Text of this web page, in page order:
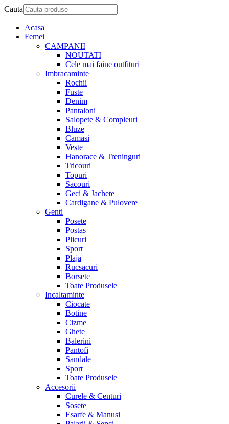
Cauta
Acasa
Femei
CAMPANII
NOUTATI
Cele mai faine outfituri
Imbracaminte
Rochii
Fuste
Denim
Pantaloni
Salopete & Compleuri
Bluze
Camasi
Veste
Hanorace & Treninguri
Tricouri
Topuri
Sacouri
Geci & Jachete
Cardigane & Pulovere
Genti
Posete
Postas
Plicuri
Sport
Plaja
Rucsacuri
Borsete
Toate Produsele
Incaltaminte
Ciocate
Botine
Cizme
Ghete
Balerini
Pantofi
Sandale
Sport
Toate Produsele
Accesorii
Curele & Centuri
Sosete
Esarfe & Manusi